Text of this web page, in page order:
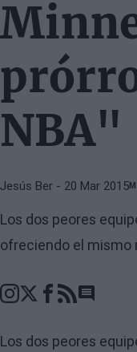
NBA"
Jesús Ber - 20 Mar 2015
Los dos peores
ofreciendo el mismo
Go to
Los dos peores